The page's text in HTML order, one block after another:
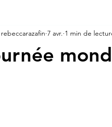
rebeccarazafin 7 avr. 1 min de